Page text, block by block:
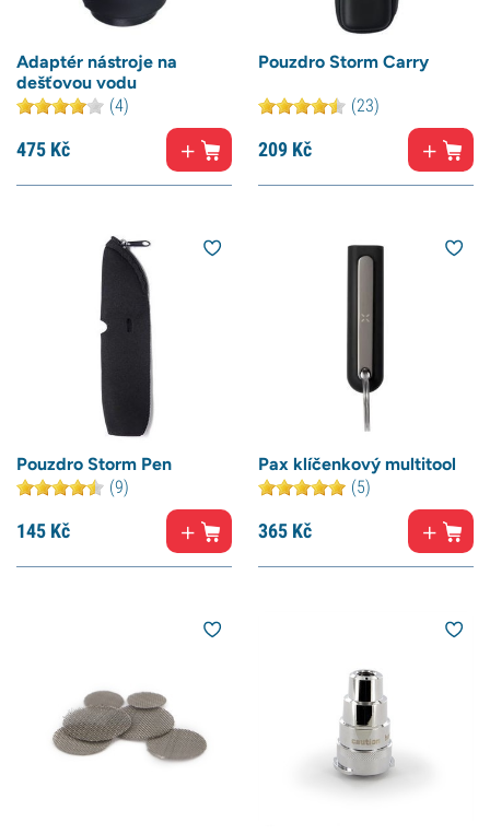
Adaptér nástroje na
dešťovou vodu
(4)
475 Kč
Pouzdro Storm Carry
(23)
209 Kč
Pouzdro Storm Pen
(9)
145 Kč
Pax klíčenkový multitool
(5)
365 Kč